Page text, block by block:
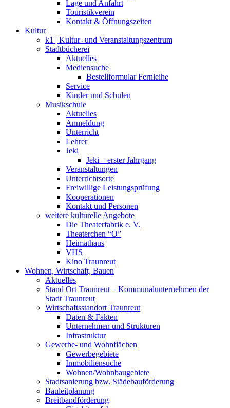
Lage und Anfahrt
Touristikverein
Kontakt & Öffnungszeiten
Kultur
k1 | Kultur- und Veranstaltungszentrum
Stadtbücherei
Aktuelles
Mediensuche
Bestellformular Fernleihe
Service
Kinder und Schulen
Musikschule
Aktuelles
Anmeldung
Unterricht
Lehrer
Jeki
Jeki – erster Jahrgang
Veranstaltungen
Unterrichtsorte
Freiwillige Leistungsprüfung
Kooperationen
Kontakt und Personen
weitere kulturelle Angebote
Die Theaterfabrik e. V.
Theaterchen “O”
Heimathaus
VHS
Kino Traunreut
Wohnen, Wirtschaft, Bauen
Aktuelles
Stand Ort Traunreut – Kommunalunternehmen der
Stadt Traunreut
Wirtschaftsstandort Traunreut
Daten & Fakten
Unternehmen und Strukturen
Infrastruktur
Gewerbe- und Wohnflächen
Gewerbegebiete
Immobiliensuche
Wohnen/Wohnbaugebiete
Stadtsanierung bzw. Städebauförderung
Bauleitplanung
Breitbandförderung